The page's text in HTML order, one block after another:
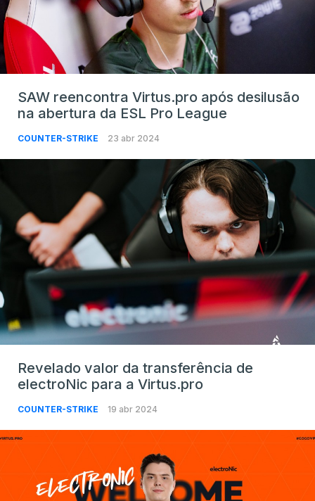
SAW reencontra Virtus.pro após desilusão
na abertura da ESL Pro League
COUNTER-STRIKE 23 abr 2024
Revelado valor da transferência de
electroNic para a Virtus.pro
COUNTER-STRIKE 19 abr 2024